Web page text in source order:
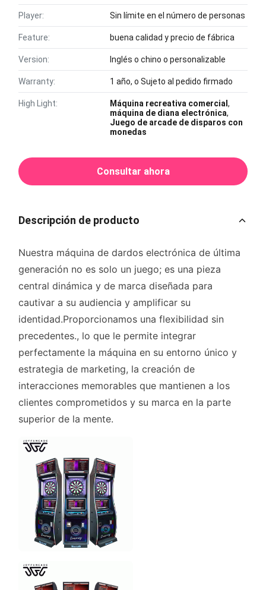
Player: Sin límite en el número de personas
Feature: buena calidad y precio de fábrica
Version: Inglés o chino o personalizable
Warranty: 1 año, o Sujeto al pedido firmado
High Light: Máquina recreativa comercial,
máquina de diana electrónica,
Juego de arcade de disparos con
monedas
Consultar ahora
Descripción de producto
Nuestra máquina de dardos electrónica de última
generación no es solo un juego; es una pieza
central dinámica y de marca diseñada para
cautivar a su audiencia y amplificar su
identidad.Proporcionamos una flexibilidad sin
precedentes., lo que le permite integrar
perfectamente la máquina en su entorno único y
estrategia de marketing, la creación de
interacciones memorables que mantienen a los
clientes comprometidos y su marca en la parte
superior de la mente.